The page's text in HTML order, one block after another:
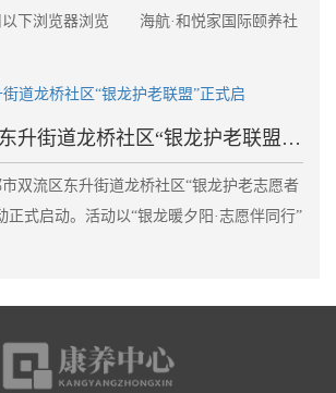
以下浏览器浏览 海航·和悦家国际颐养社
成都市双流区东升街道龙桥社区“银龙护老联盟”正式启
流区东升街道龙桥社区“银龙护老志愿者
正式启动。活动以“银龙暖夕阳·志愿伴同行”